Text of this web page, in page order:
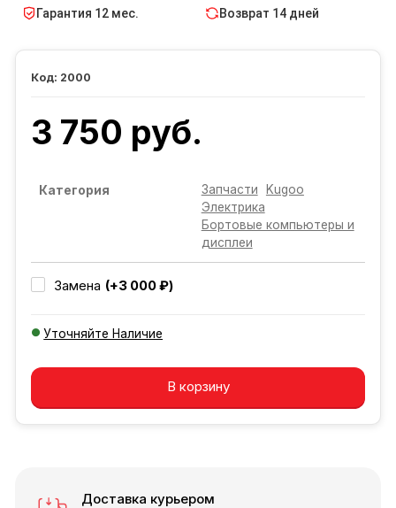
Гарантия 12 мес. Возврат 14 дней
2000
3 750 руб.
Категория Запчасти
Kugoo
Электрика
Бортовые компьютеры и
дисплеи
Замена (+3 000 ₽)
Уточняйте Наличие
Добавляется...
В корзину
Доставка курьером